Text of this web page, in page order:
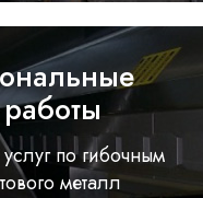
по гибочным
металл